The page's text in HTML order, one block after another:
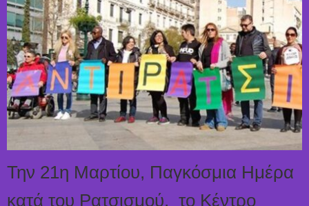
Την 21η Μαρτίου, Παγκόσμια Ημέρα
κατά του Ρατσισμού, το Κέντρο